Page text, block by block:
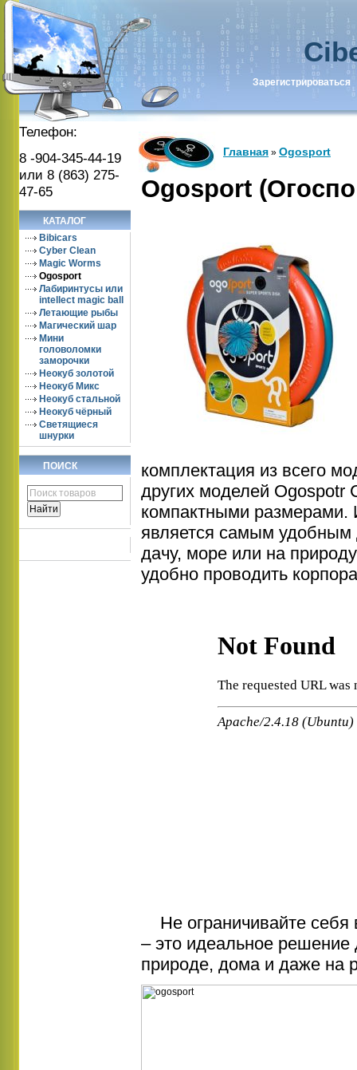
Зарегистрироваться
Телефон:
8 -904-345-44-19
или 8 (863) 275-
47-65
КАТАЛОГ
Bibicars
Cyber Clean
Magic Worms
Ogosport
Лабиринтусы или
intellect magic ball
Летающие рыбы
Магический шар
Мини
головоломки
заморочки
Неокуб золотой
Неокуб Микс
Неокуб стальной
Неокуб чёрный
Светящиеся
шнурки
ПОИСК
Главная » Ogosport
Ogosport
комплектация из всего
других моделей Ogospotr
компактными
является самым удобным
дачу, море или на
удобно проводить
Не ограничивайте себя
– это идеальное решение
природе, дома и даже на